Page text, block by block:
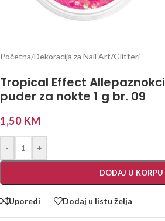
Početna/Dekoracija za Nail Art/Glitteri
Tropical Effect
puder za nokte 1 g br. 09
1,50 KM
- +
DODAJ U KORPU
Uporedi Dodaj u listu želja